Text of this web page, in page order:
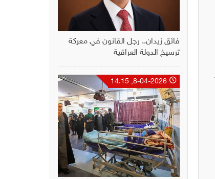
فائق زيدان.. رجل القانون في معركة
ترسيخ الدولة العراقية